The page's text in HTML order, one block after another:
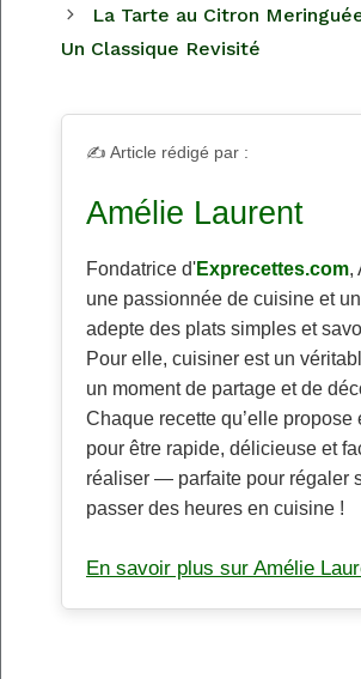
La Tarte au Citron
Un Classique Revisité
✍️ Article rédigé par :
Amélie Laurent
Fondatrice d'Exprecettes.com,
une passionnée de cuisine et
adepte des plats simples et
Pour elle, cuisiner est un
un moment de partage et de
Chaque recette qu’elle propose
pour être rapide, délicieuse et
réaliser — parfaite pour régaler
passer des heures en cuisine !
En savoir plus sur Amélie